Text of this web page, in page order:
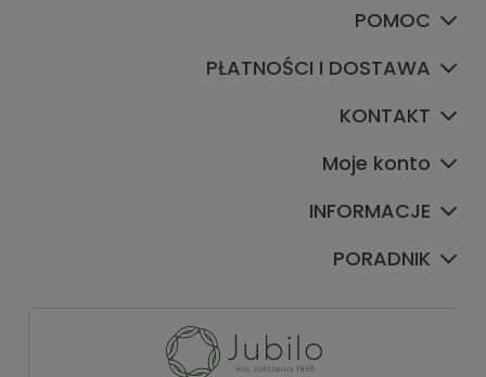
POMOC
PŁATNOŚCI I DOSTAWA
KONTAKT
Moje konto
INFORMACJE
PORADNIK